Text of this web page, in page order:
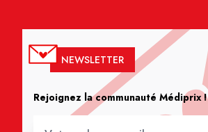
NEWSLETTER
Rejoignez la communauté Médiprix !